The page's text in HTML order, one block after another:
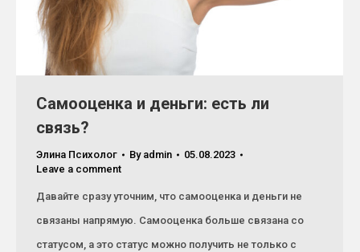
Самооценка и деньги: есть ли
связь?
Элина Психолог By admin
05.08.2023
Leave a comment
Давайте сразу уточним, что самооценка и деньги не
связаны напрямую. Самооценка больше связана со
статусом, а это статус можно получить не только с